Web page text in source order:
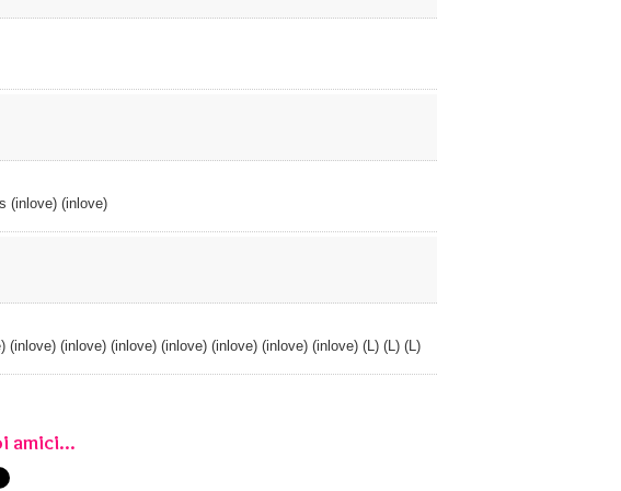
(inlove) (inlove)
(inlove) (inlove) (inlove) (inlove) (inlove) (inlove) (inlove) (L) (L) (L)
amici...